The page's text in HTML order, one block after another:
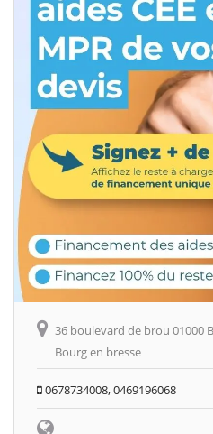
36 boulevard de brou 01000
Bourg en bresse
0678734008, 0469196068